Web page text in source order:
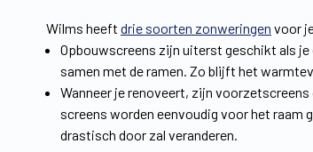
Wilms heeft drie soorten zonweringen voor
Opbouwscreens zijn uiterst geschikt als
samen met de ramen. Zo blijft het
Wanneer je renoveert, zijn
screens worden eenvoudig voor het raam
drastisch door zal veranderen.